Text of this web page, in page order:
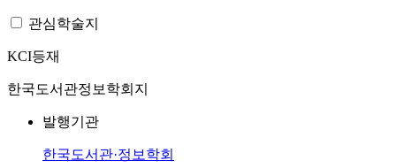
관심학술지
KCI등재
한국도서관정보학회지
발행기관
한국도서관·정보학회